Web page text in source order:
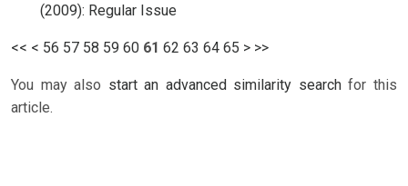
(2009): Regular Issue
<< < 56 57 58 59 60 61 62 63 64 65 > >>
You may also start an advanced similarity searchfor this
article.